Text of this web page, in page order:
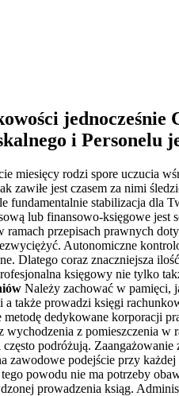
jednocześnie
i Personelu
rodzi spore uczucia
jest czasem za nimi
stabilizacja dla
lub finansowo-księgowe jest
przepisach prawnych
Autonomiczne
coraz znaczniejsza
księgowy nie tylko
Należy zachować w pamięci,
także prowadzi księgi
dedykowane korporacji
z pomieszczenia
podróżują.
podejście przy
powodu nie ma potrzeby
prowadzenia ksiąg.